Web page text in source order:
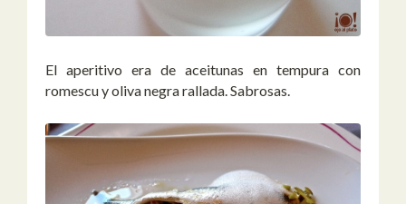
El aperitivo era de aceitunas en tempura con
romescu y oliva negra rallada. Sabrosas.